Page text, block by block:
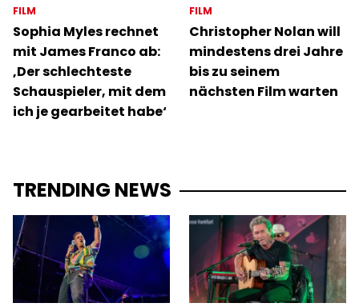
FILM
Sophia Myles rechnet
mit James Franco ab:
‚Der schlechteste
Schauspieler, mit dem
ich je gearbeitet habe‘
FILM
Christopher Nolan will
mindestens drei Jahre
bis zu seinem
nächsten Film warten
TRENDING NEWS